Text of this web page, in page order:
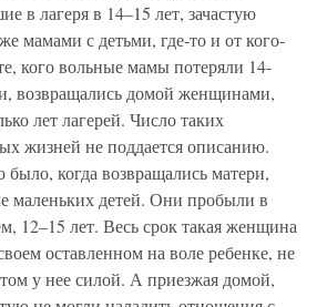
в лагеря в 14–15 лет, зачастую
мамами с детьми, где-то и от кого-
кого вольные мамы потеряли 14-
возвращались домой женщинами,
лет лагерей. Число таких
жизней не поддается описанию.
когда возвращались матери,
маленьких детей. Они пробыли в
12–15 лет. Весь срок такая женщина
оставленном на воле ребенке, не
у нее силой. А приезжая домой,